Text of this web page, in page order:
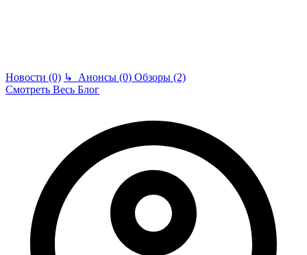
Новости (0) ↳ Анонсы (0) Обзоры (2)
Смотреть Весь Блог